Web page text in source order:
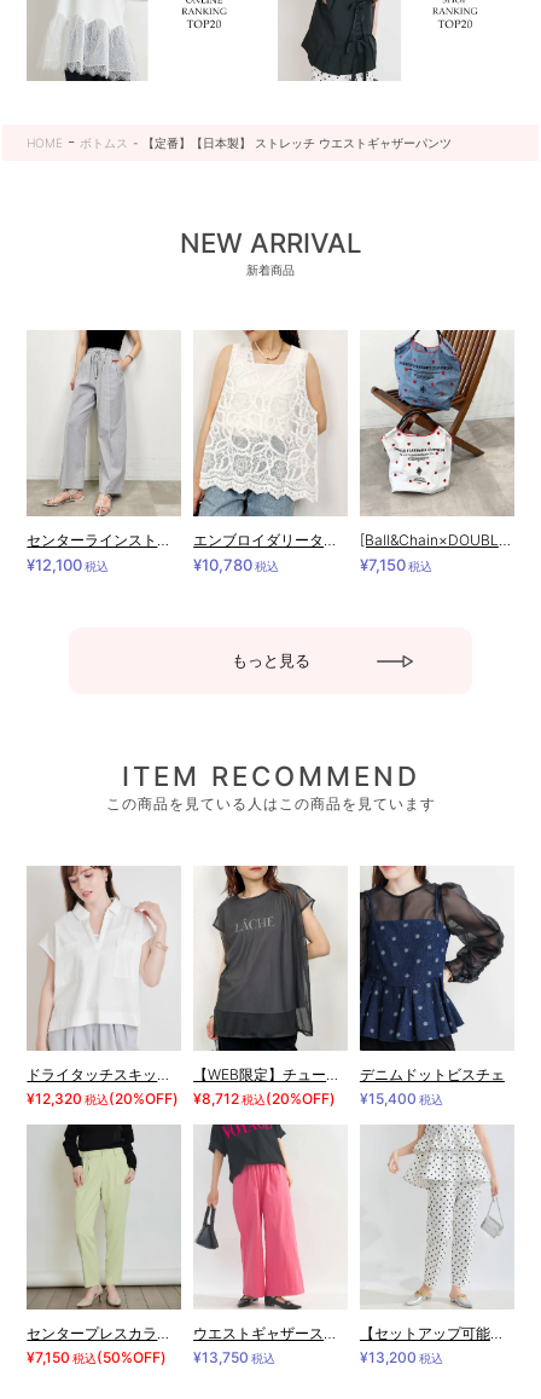
HOME ボトムス 【定番】【日本製】 ストレッチ ウエストギャザーパンツ
NEW ARRIVAL
新着商品
¥12,100税込 ¥10,780税込 ¥7,150税込
もっと見る
ITEM RECOMMEND
この商品を見ている人はこの商品を見ています
ドライタッチスキッパープルオーバー
¥12,320 税込(20%OFF)
【WEB限定】チュールレイヤードロゴプルオーバー
¥8,712税込(20%OFF)
デニムドットビスチェ
¥15,400 税込
センタープレスカラーパンツ
¥7,150 税込(50%OFF)
ウエストギャザーストレッチワイドパンツ
¥13,750 税込
【セットアップ可能】フロッキードットセンタープレスパンツ
¥13,200 税込